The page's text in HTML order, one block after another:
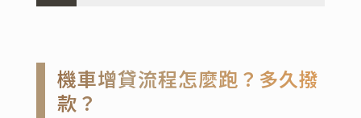
機車增貸流程怎麼跑？多久撥
款？